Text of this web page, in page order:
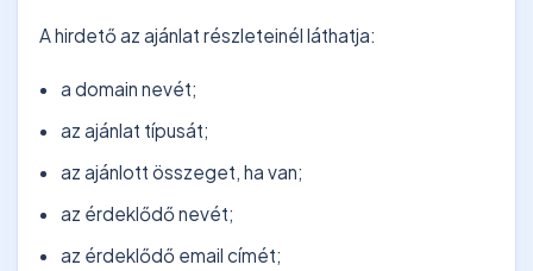
A hirdető az ajánlat részleteinél láthatja:
a domain nevét;
az ajánlat típusát;
az ajánlott összeget, ha van;
az érdeklődő nevét;
az érdeklődő email címét;